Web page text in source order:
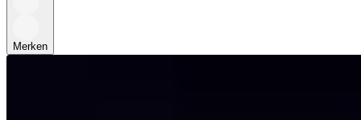
Merken